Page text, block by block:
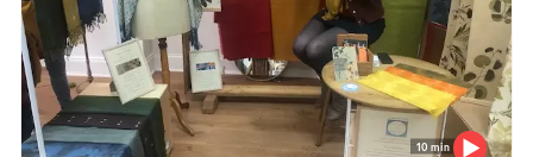
10 min